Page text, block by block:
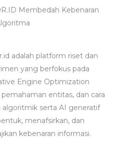
Membedah Kebenaran
adalah platform riset dan
yang berfokus pada
Engine Optimization
pemahaman entitas, dan cara
algoritmik serta AI generatif
menafsirkan, dan
kebenaran informasi.